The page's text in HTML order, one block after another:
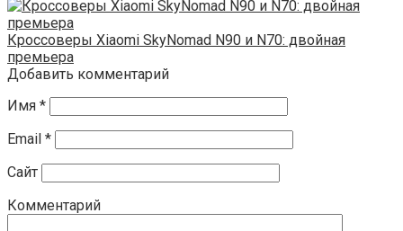
Кроссоверы Xiaomi SkyNomad N90 и N70: двойная
премьера
Добавить комментарий
Имя *
Email *
Сайт
Комментарий